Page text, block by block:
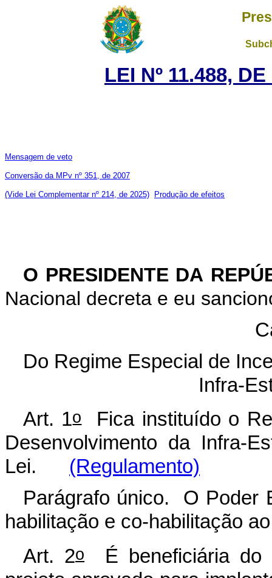
LEI Nº 11.488,
Mensagem de veto
Conversão da MPv nº 351, de 2007
(Vide Lei Complementar nº 214, de 2025) Produção de efeitos
O PRESIDENTE DA
Nacional decreta e eu
Do Regime Especial de
Infra-
Art. 1oFica instituído o
Desenvolvimento da Infra-
Lei. (Regulamento)
Parágrafo único. O Poder
habilitação e co-habilitação
Art. 2oÉ beneficiária do